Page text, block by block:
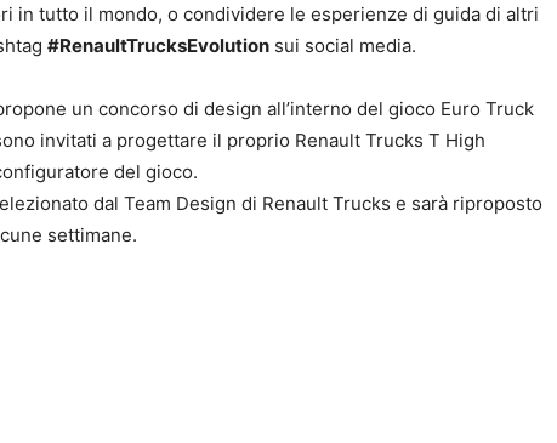
in tutto il mondo, o condividere le esperienze di guida di altri
#RenaultTrucksEvolution sui social media.
un concorso di design all’interno del gioco Euro Truck
invitati a progettare il proprio Renault Trucks T High
del gioco.
dal Team Design di Renault Trucks e sarà riproposto
settimane.